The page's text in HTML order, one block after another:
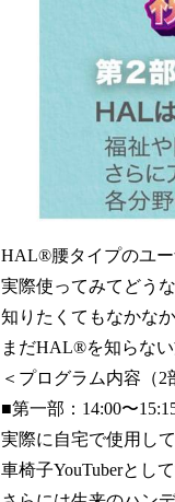
HAL®︎腰タイプのユ
実際使ってみてどう
知りたくてもなかな
まだHAL®︎を知らない
＜プログラム内容（2
■第一部：14:00〜
実際に自宅で使用し
車椅子YouTuberとし